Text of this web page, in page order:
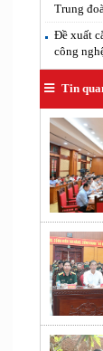
Trung
Đề xuất
công
Tin